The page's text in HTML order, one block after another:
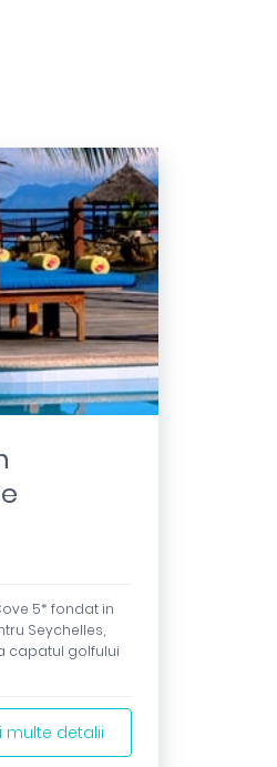
5* fondat in
Seychelles,
capatul golfului
multe detalii